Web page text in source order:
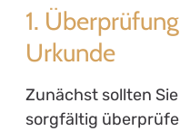
1.
Urkunde
Zunächst sollten
sorgfältig